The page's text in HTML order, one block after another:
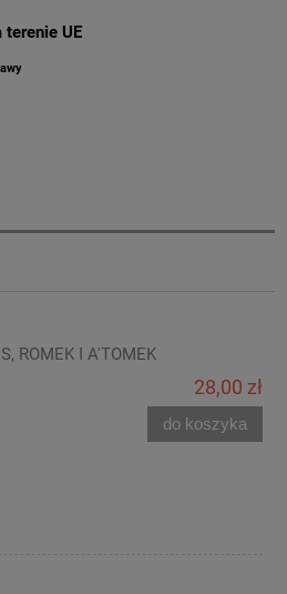
terenie UE
ROMEK I A'TOMEK
28,00 zł
do koszyka